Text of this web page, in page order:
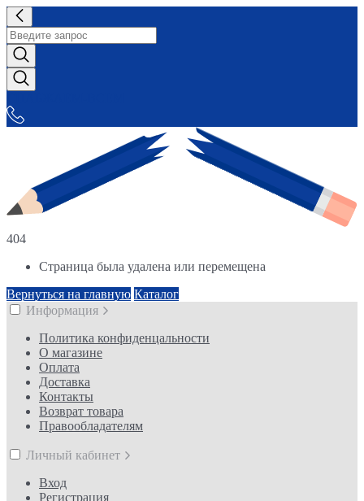
404
Страница была удалена или перемещена
Вернуться на главную Каталог
Информация
Политика конфиденцальности
О магазине
Оплата
Доставка
Контакты
Возврат товара
Правообладателям
Личный кабинет
Вход
Регистрация